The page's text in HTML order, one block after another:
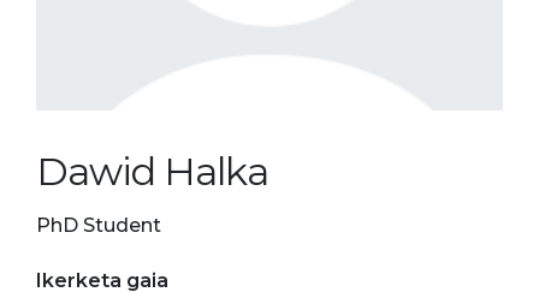
Dawid Halka
PhD Student
Ikerketa gaia